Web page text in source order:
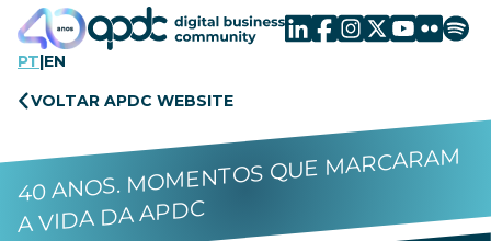
PT|EN
VOLTAR APDC WEBSITE
40 ANOS. MOMENTOS QUE MARCARAM
A VIDA DA APDC